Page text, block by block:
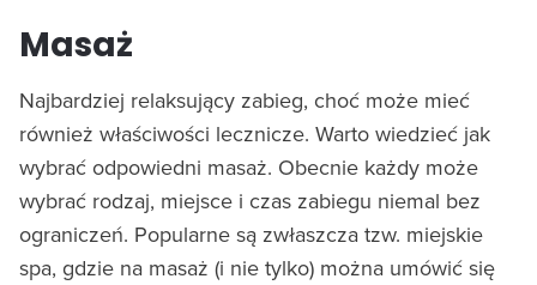
Masaż
Najbardziej relaksujący zabieg, choć może mieć
również właściwości lecznicze. Warto wiedzieć jak
wybrać odpowiedni masaż. Obecnie każdy może
wybrać rodzaj, miejsce i czas zabiegu niemal bez
ograniczeń. Popularne są zwłaszcza tzw. miejskie
spa, gdzie na masaż (i nie tylko) można umówić się